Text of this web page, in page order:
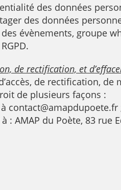
des données
des données
évènements, groupe
de rectification, et
de rectification,
de plusieurs façons :
contact@amapdupoete.fr
: AMAP du Poète, 83 rue